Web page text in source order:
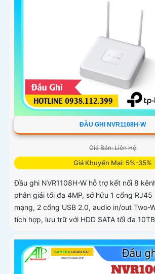
ĐẦU GHI NVR1108H-W
Giá Bán: Liên Hệ
Giá Khuyến Mại: 5%-35%
Đầu ghi NVR1108H-W hỗ trợ kết nối 8
phân giải tối đa 4MP, sở hữu 1 cổng
mạng, 2 cổng USB 2.0, audio in/out Two-
tích hợp, lưu trữ với HDD SATA tối đa 10TB